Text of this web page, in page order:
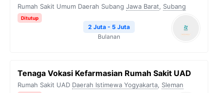
Rumah Sakit Umum Daerah Subang Jawa Barat, Subang
Ditutup
2 Juta - 5 Juta
Bulanan
Tenaga Vokasi Kefarmasian Rumah Sakit UAD
Rumah Sakit UAD Daerah Istimewa Yogyakarta, Sleman